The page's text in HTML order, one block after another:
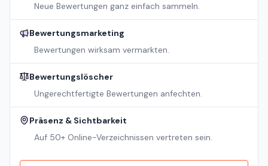
Neue Bewertungen ganz einfach sammeln.
Bewertungsmarketing
Bewertungen wirksam vermarkten.
Bewertungslöscher
Ungerechtfertigte Bewertungen anfechten.
Präsenz & Sichtbarkeit
Auf 50+ Online-Verzeichnissen vertreten sein.